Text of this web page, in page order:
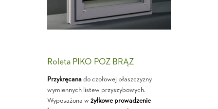
Roleta PIKO POZ BRĄZ
Przykręcanado czołowej płaszczyzny
wymiennych listew przyszybowych.
Wyposażona w żyłkowe prowadzenie